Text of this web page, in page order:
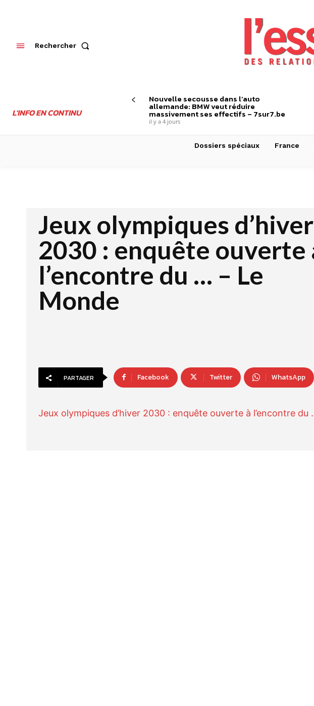
Rechercher
L'INFO EN CONTINU
Nouvelle secousse dans l’auto
allemande: BMW veut réduire
massivement ses effectifs – 7sur7.be
il y a 4 jours
Dossiers spéciaux France
Jeux olympiques d’hiver
2030 : enquête ouverte
l’encontre du … – Le
Monde
PARTAGER Facebook Twitter WhatsApp
Jeux olympiques d’hiver 2030 : enquête ouverte à l’encontre du